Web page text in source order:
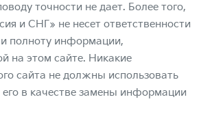
точности не дает. Более того,
и СНГ» не несет ответственности
полноту информации,
на этом сайте. Никакие
сайта не должны использовать
его в качестве замены информации